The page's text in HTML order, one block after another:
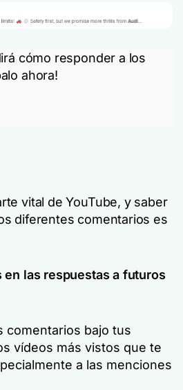
cómo responder a los
ahora!
vital de YouTube, y saber
diferentes comentarios es
en las respuestas a futuros
comentarios bajo tus
vídeos más vistos que te
a las menciones